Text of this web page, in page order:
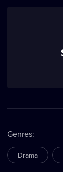
Genres:
Drama